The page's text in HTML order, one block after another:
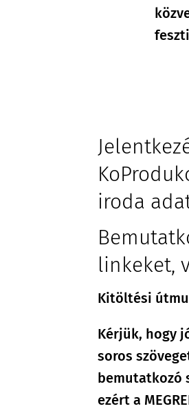
iroda
linkeket,
Kitöltési
Kérjük, hogy
soros
bemutatkozó
ezért a